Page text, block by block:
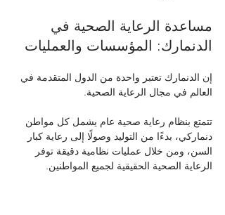
مساعدة الرعاية الصحية في
الدنمارك: المؤسسات والعمليات
إن الدنمارك تعتبر واحدة من الدول المتقدمة في
العالم في مجال الرعاية الصحية.
تتمتع بنظام رعاية صحية عام يشمل كل مواطن
دنماركي، بدءًا من التوليد وصولًا إلى رعاية كبار
السن، ومن خلال عمليات نظامية دقيقة توفر
الرعاية الصحية الحقيقية لجميع المواطنين.